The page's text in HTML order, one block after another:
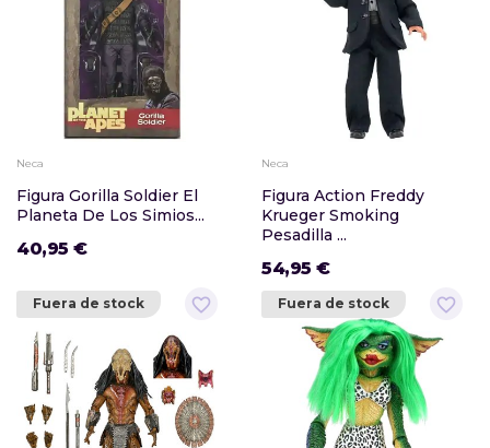
Neca
Figura Gorilla Soldier El
Planeta De Los Simios...
40,95 €
Neca
Figura Action Freddy
Krueger Smoking
Pesadilla ...
54,95 €
favorite_border
Fuera de stock favorite_border
Fuera de stock